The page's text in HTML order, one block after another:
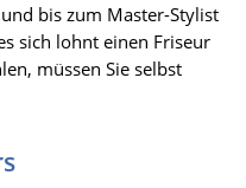
bis zum Master-Stylist
sich lohnt einen Friseur
müssen Sie selbst